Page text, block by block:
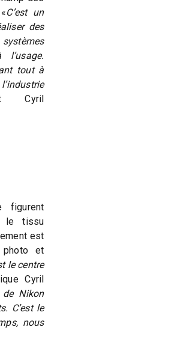
C’est un
des
tout à
Cyril
figurent
le tissu
est
photo et
le centre
Cyril
Nikon
C’est le
nous